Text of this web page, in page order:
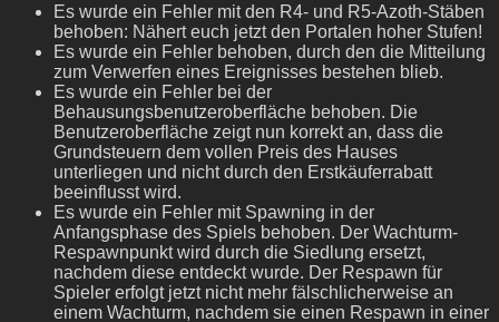
Es wurde ein Fehler mit den R4- und R5-Azoth-Stäben
behoben: Nähert euch jetzt den Portalen hoher Stufen!
Es wurde ein Fehler behoben, durch den die Mitteilung
zum Verwerfen eines Ereignisses bestehen blieb.
Es wurde ein Fehler bei der
Behausungsbenutzeroberfläche behoben. Die
Benutzeroberfläche zeigt nun korrekt an, dass die
Grundsteuern dem vollen Preis des Hauses
unterliegen und nicht durch den Erstkäuferrabatt
beeinflusst wird.
Es wurde ein Fehler mit Spawning in der
Anfangsphase des Spiels behoben. Der Wachturm-
Respawnpunkt wird durch die Siedlung ersetzt,
nachdem diese entdeckt wurde. Der Respawn für
Spieler erfolgt jetzt nicht mehr fälschlicherweise an
einem Wachturm, nachdem sie einen Respawn in einer